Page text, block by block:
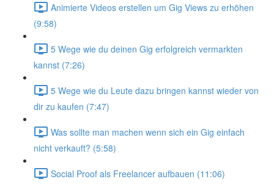
Animierte Videos erstellen um Gig Views zu erhöhen
(9:58)
5 Wege wie du deinen Gig erfolgreich vermarkten
kannst (7:26)
5 Wege wie du Leute dazu bringen kannst wieder von
dir zu kaufen (7:47)
Was sollte man machen wenn sich ein Gig einfach
nicht verkauft? (5:58)
Social Proof als Freelancer aufbauen (11:06)